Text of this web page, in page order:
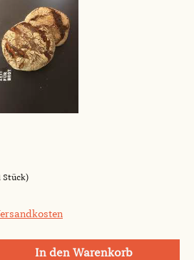
Stück)
Gib den gewünschten
In den Warenkorb